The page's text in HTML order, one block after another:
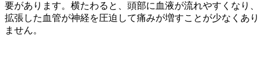
要があります。横たわると、頭部に血液が流れやすくなり、
拡張した血管が神経を圧迫して痛みが増すことが少なくあり
ません。